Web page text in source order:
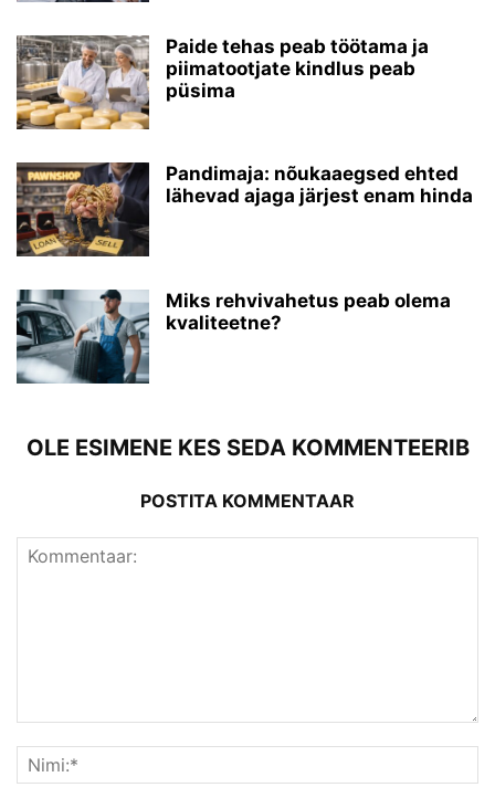
Paide tehas peab töötama ja
piimatootjate kindlus peab
püsima
Pandimaja: nõukaaegsed ehted
lähevad ajaga järjest enam hinda
Miks rehvivahetus peab olema
kvaliteetne?
OLE ESIMENE KES SEDA KOMMENTEERIB
POSTITA KOMMENTAAR